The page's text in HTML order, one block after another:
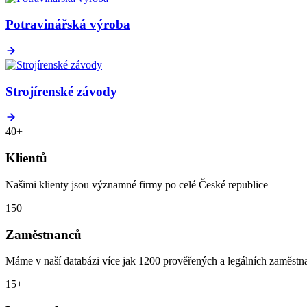
Potravinářská výroba
Strojírenské závody
40+
Klientů
Našimi klienty jsou významné firmy po celé České republice
150+
Zaměstnanců
Máme v naší databázi více jak 1200 prověřených a legálních
15+